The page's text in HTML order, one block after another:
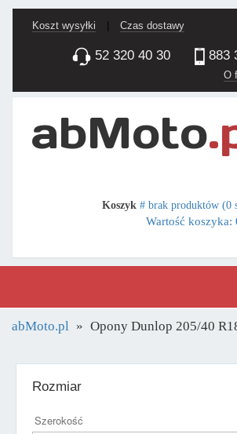
Koszt wysyłki Czas dostawy
52 320 40 30 883
O
Koszyk # brak produktów (0
Wartość koszyka:
abMoto.pl Opony Dunlop 205/40
Rozmiar
Szerokość